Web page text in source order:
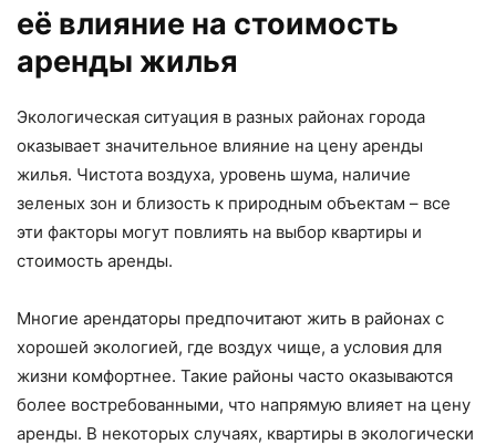
её влияние на стоимость
аренды жилья
Экологическая ситуация в разных районах города
оказывает значительное влияние на цену аренды
жилья. Чистота воздуха, уровень шума, наличие
зеленых зон и близость к природным объектам – все
эти факторы могут повлиять на выбор квартиры и
стоимость аренды.
Многие арендаторы предпочитают жить в районах с
хорошей экологией, где воздух чище, а условия для
жизни комфортнее. Такие районы часто оказываются
более востребованными, что напрямую влияет на цену
аренды. В некоторых случаях, квартиры в экологически